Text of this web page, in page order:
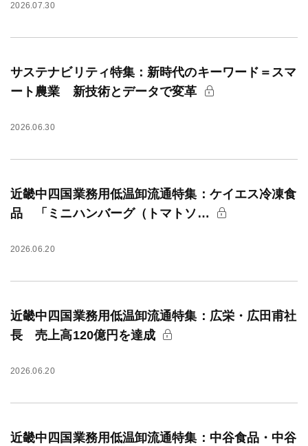
2026.07.30
サステナビリティ特集：新時代のキーワード＝スマ
ート農業 新技術とデータで変革
2026.06.30
近畿中四国業務用低温卸流通特集：ケイエス冷凍食
品 「ミニハンバーグ（トマトソ…
2026.06.20
近畿中四国業務用低温卸流通特集：広栄・広田甫社
長 売上高120億円を達成
2026.06.20
近畿中四国業務用低温卸流通特集：中谷食品・中谷